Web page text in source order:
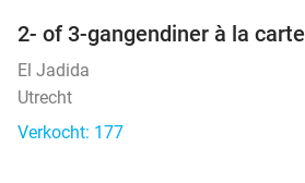
2- of 3-gangendiner à la carte
El Jadida
Utrecht
Verkocht: 177